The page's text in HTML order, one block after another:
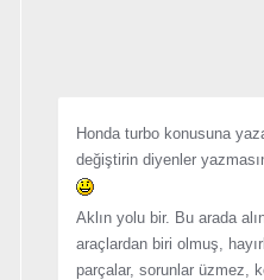
Honda turbo konusuna
değiştirin diyenler
Aklın yolu bir. Bu arada
araçlardan biri olmuş,
parçalar, sorunlar üzmez,